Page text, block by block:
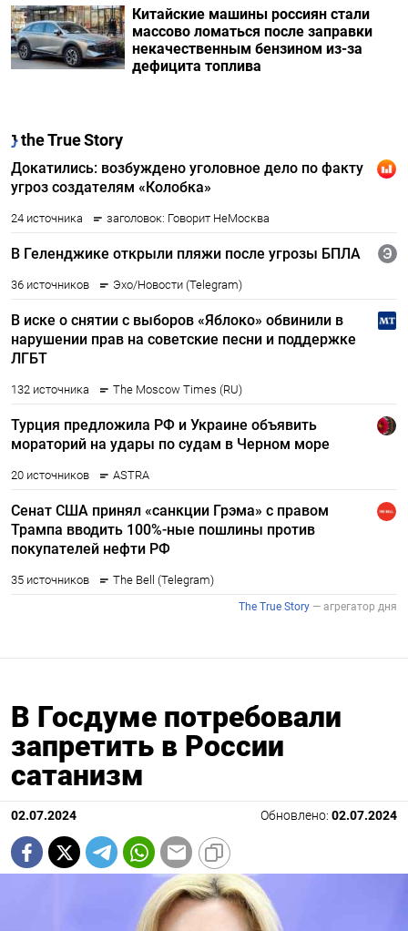
Китайские машины россиян стали
массово ломаться после заправки
некачественным бензином из-за
дефицита топлива
В Госдуме потребовали
запретить в России
сатанизм
02.07.2024 Обновлено: 02.07.2024